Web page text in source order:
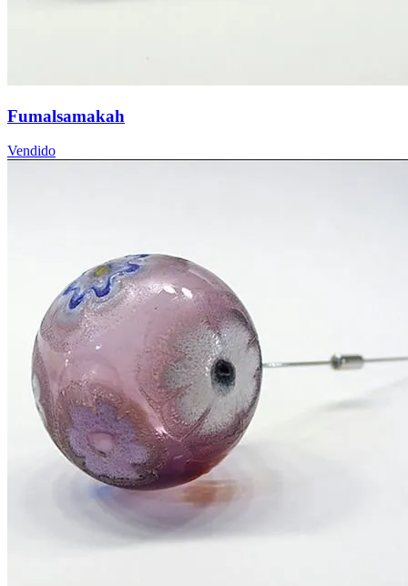
Fumalsamakah
Vendido